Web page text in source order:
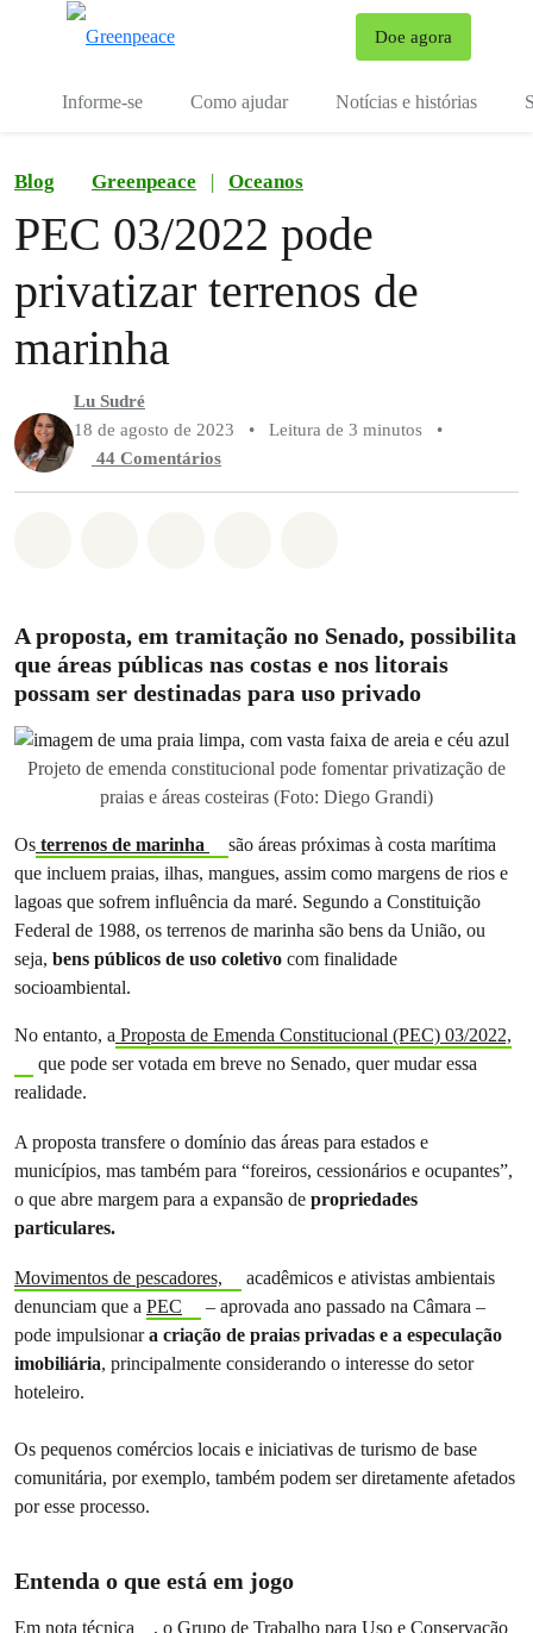
Doe agora
Informe-se Como ajudar Notícias e histórias
Blog Greenpeace | Oceanos
PEC 03/2022 pode
privatizar terrenos de
marinha
Lu Sudré
18 de agosto de 2023
• Leitura de 3 minutos
•
44 Comentários
A proposta, em tramitação no Senado, possibilita
que áreas públicas nas costas e nos litorais
possam ser destinadas para uso privado
Projeto de emenda constitucional pode fomentar privatização de
praias e áreas costeiras (Foto: Diego Grandi)
Os terrenos de marinha
são áreas próximas à costa marítima
que incluem praias, ilhas, mangues, assim como margens de rios e
lagoas que sofrem influência da maré. Segundo a Constituição
Federal de 1988, os terrenos de marinha são bens da União, ou
seja, bens públicos de uso coletivo com finalidade
socioambiental.
No entanto, a Proposta de Emenda Constitucional (PEC) 03/2022,
que pode ser votada em breve no Senado, quer mudar essa
realidade.
A proposta transfere o domínio das áreas para estados e
municípios, mas também para “foreiros, cessionários e ocupantes”,
o que abre margem para a expansão de propriedades
particulares.
Movimentos de pescadores,
acadêmicos e ativistas ambientais
denunciam que a PEC
– aprovada ano passado na Câmara –
pode impulsionara criação de praias privadas e a especulação
imobiliária, principalmente considerando o interesse do setor
hoteleiro.
Os pequenos comércios locais e iniciativas de turismo de base
comunitária, por exemplo, também podem ser diretamente afetados
por esse processo.
Entenda o que está em jogo
Em nota técnica
, o Grupo de Trabalho para Uso e Conservação